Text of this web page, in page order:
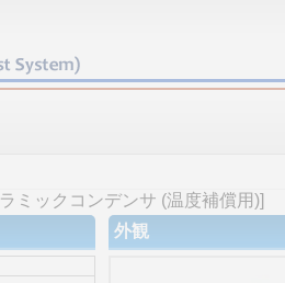
ミックコンデンサ (温度補償用)]
外観